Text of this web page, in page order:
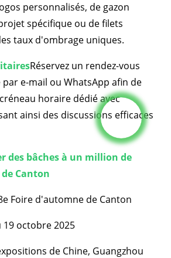
personnalisés, de gazon
spécifique ou de filets
taux d'ombrage uniques.
Réservez un rendez-vous
e-mail ou WhatsApp afin de
horaire dédié avec
ainsi des discussions efficaces
des bâches à un million de
Canton
Foire d'automne de Canton
19 octobre 2025
de Chine, Guangzhou